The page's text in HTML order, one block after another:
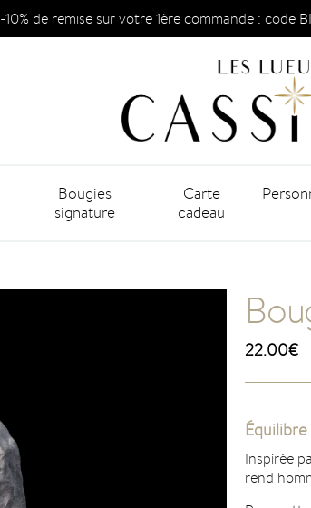
-10% de remise sur votre 1ère commande :
Bougies
signature
Carte
cadeau
22.00€
Inspirée
rend